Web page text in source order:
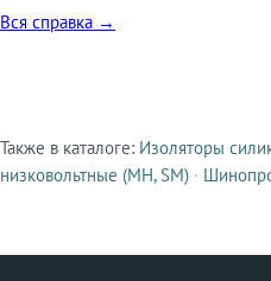
Вся справка →
Смежные продукты
Также в каталоге: Изоляторы
низковольтные (МН, SM) ·